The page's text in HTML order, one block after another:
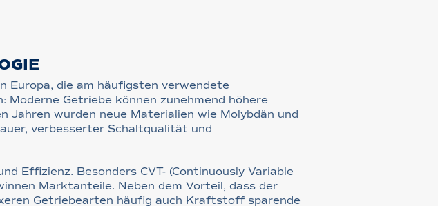
Europa, die am häufigsten verwendete
Moderne Getriebe können zunehmend höhere
wurden neue Materialien wie Molybdän und
verbesserter Schaltqualität und
Effizienz. Besonders CVT- (Continuously Variable
Marktanteile. Neben dem Vorteil, dass der
Getriebearten häufig auch Kraftstoff sparende